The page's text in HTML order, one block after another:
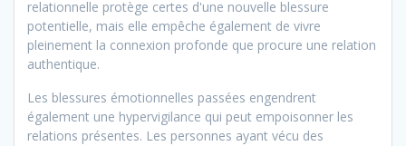
relationnelle protège certes d'une nouvelle blessure
potentielle, mais elle empêche également de vivre
pleinement la connexion profonde que procure une relation
authentique.
Les blessures émotionnelles passées engendrent
également une hypervigilance qui peut empoisonner les
relations présentes. Les personnes ayant vécu des